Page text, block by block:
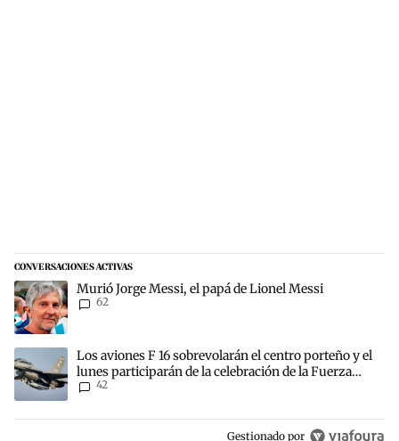
CONVERSACIONES ACTIVAS
Este listado muestra los artículos con más comentarios en los
Un artículo de tendencia con el título "Murió Jorge Messi, el papá
Murió Jorge Messi, el papá de Lionel Messi
62
Un artículo de tendencia con el título "Los aviones F 16
Los aviones F 16 sobrevolarán el centro porteño y el
lunes participarán de la celebración de la Fuerza
Aérea
42
Gestionado por